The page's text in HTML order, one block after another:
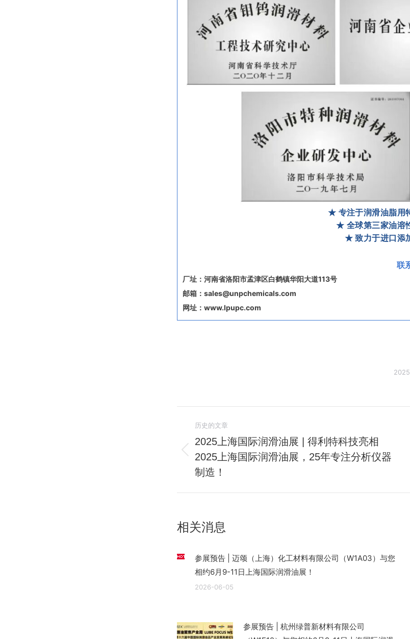
★ 专注于润滑油脂用
★ 全球第三家油溶
★ 致力于进口添
联
厂址：河南省洛阳市孟津区白鹤镇华阳大道113号
邮箱：sales@unpchemicals.com
网址：www.lpupc.com
章
导
历史的文章
历
史
2025上海国际润滑油展 | 得利特科技亮相
2025上海国际润滑油展，25年专注分析仪器
制造！
相关消息
参展预告 | 迈颂（上海）化工材料有限公司（W1A03）与您
相约6月9-11日上海国际润滑油展！
2026-06-05
参展预告 | 杭州绿普新材料有限公司